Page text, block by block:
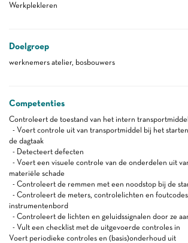
Werkplekleren
Doelgroep
werknemers atelier, bosbouwers
Competenties
Controleert de toestand van het intern transportmiddel
- Voert controle uit van transportmiddel bij het
de dagtaak
- Detecteert defecten
- Voert een visuele controle van de onderdelen uit
materiële schade
- Controleert de remmen met een noodstop bij de
- Controleert de meters, controlelichten en
instrumentenbord
- Controleert de lichten en geluidssignalen door ze
- Vult een checklist met de uitgevoerde controles in
Voert periodieke controles en (basis)onderhoud uit